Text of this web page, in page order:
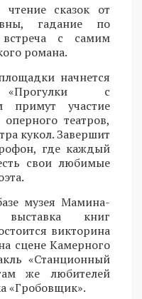
сказок от
гадание по
с самим
романа.
начнется
«Прогулки с
участие
театров,
кукол. Завершит
где каждый
свои любимые
музея Мамина-
выставка книг
викторина
сцене Камерного
«Станционный
же любителей
«Гробовщик».